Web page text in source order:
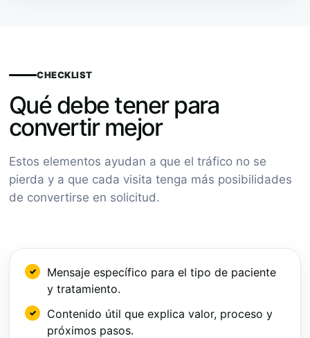
CHECKLIST
Qué debe tener para
convertir mejor
Estos elementos ayudan a que el tráfico no se
pierda y a que cada visita tenga más posibilidades
de convertirse en solicitud.
Mensaje específico para el tipo de paciente
y tratamiento.
Contenido útil que explica valor, proceso y
próximos pasos.